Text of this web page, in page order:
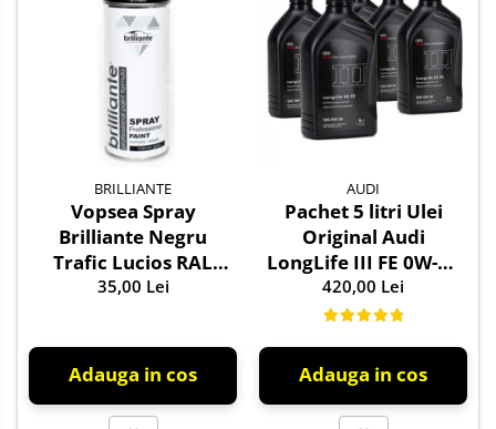
BRILLIANTE
Vopsea Spray
Brilliante Negru
Trafic Lucios RAL
9017 400 ml
35,00 Lei
Adauga in cos
AUDI
Pachet 5 litri Ulei
Original Audi
LongLife III FE 0W-30
GS55545D2 –
Aprobări VW 504.00 /
420,00 Lei
Adauga in cos